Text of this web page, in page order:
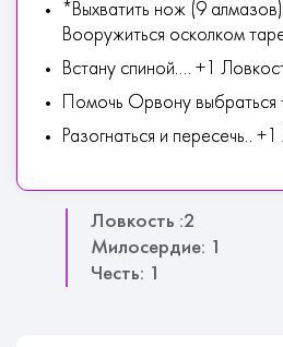
*Выхватить нож (9
Вооружиться осколком
Встану спиной.... +1
Помочь Орвону
Разогнаться и пересечь..
Ловкость :2
Милосердие: 1
Честь: 1